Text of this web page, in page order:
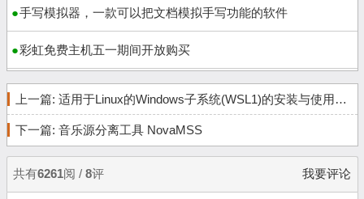
手写模拟器，一款可以把文档模拟手写功能的软件
彩虹免费主机五一期间开放购买
上一篇: 适用于Linux的Windows子系统(WSL1)的安装与使用记录
下一篇: 音乐源分离工具 NovaMSS
共有6261阅 / 8评 我要评论